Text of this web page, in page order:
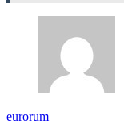
eurorum